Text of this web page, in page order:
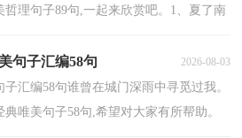
理句子89句,一起来欣赏吧。1、夏了南
句子汇编58句 2026-08-03
子汇编58句谁曾在城门深雨中寻觅过我。
唯美句子58句,希望对大家有所帮助。